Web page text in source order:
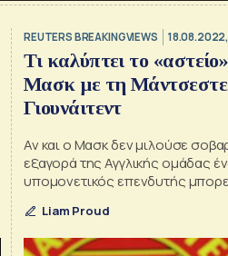
REUTERS BREAKINGVIEWS
Τι καλύπτει το
Μασκ με τη
Γιουνάιτεντ
Αν και ο Μασκ δεν μιλούσε
εξαγορά της Αγγλικής ομάδας
υπομονετικός επενδυτής
επικεντρωθεί περισσότερο
των εσόδων παρά στη
Liam Proud